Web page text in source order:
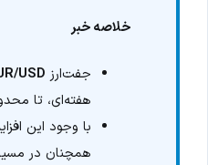
خلاصه خبر
جفت‌ارز USD
هفته‌ای، تا
با وجود این
همچنان در